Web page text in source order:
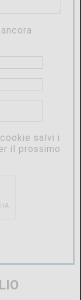
salvi i
il prossimo